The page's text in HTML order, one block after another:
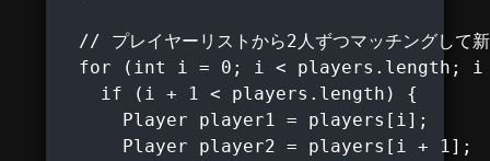
// プレイヤーリストから2人ずつマッチングして
for (int i = 0; i < players.length; i
    if (i + 1 < players.length) {
      Player player1 = players[i];
      Player player2 = players[i + 1];